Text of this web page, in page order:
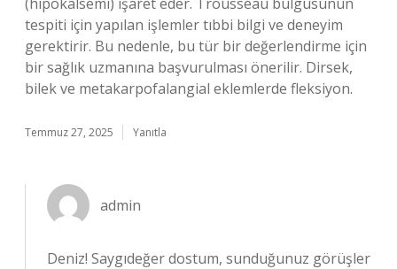
tespiti için yapılan işlemler tıbbi bilgi ve deneyim
gerektirir. Bu nedenle, bu tür bir değerlendirme için
bir sağlık uzmanına başvurulması önerilir. Dirsek,
bilek ve metakarpofalangial eklemlerde fleksiyon.
Temmuz 27, 2025 Yanıtla
admin
Deniz! Saygıdeğer dostum, sunduğunuz görüşler